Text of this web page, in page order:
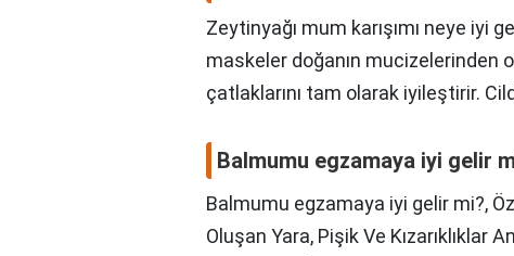
Zeytinyağı mum karışımı neye iyi
maskeler doğanın mucizelerinden
çatlaklarını tam olarak iyileştirir.
Balmumu egzamaya iyi gelir
Balmumu egzamaya iyi gelir mi?,
Oluşan Yara, Pişik Ve Kızarıklıklar